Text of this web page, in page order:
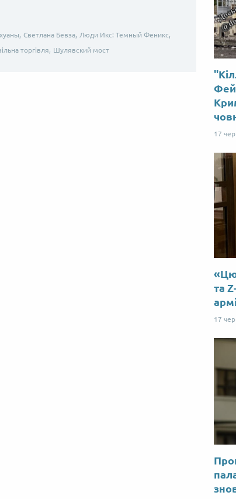
Светлана Бевза, Люди Икс: Темный Феникс,
торгівля, Шулявский мост
17
«Цю
та
17